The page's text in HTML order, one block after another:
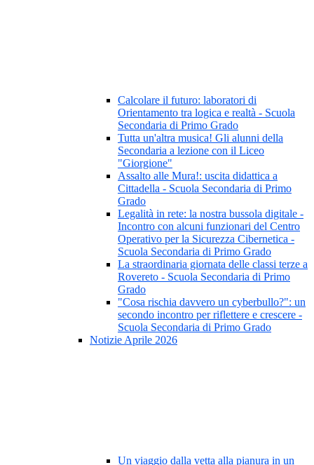
Calcolare il futuro: laboratori di
Orientamento tra logica e realtà - Scuola
Secondaria di Primo Grado
Tutta un'altra musica! Gli alunni della
Secondaria a lezione con il Liceo
"Giorgione"
Assalto alle Mura!: uscita didattica a
Cittadella - Scuola Secondaria di Primo
Grado
Legalità in rete: la nostra bussola digitale -
Incontro con alcuni funzionari del Centro
Operativo per la Sicurezza Cibernetica -
Scuola Secondaria di Primo Grado
La straordinaria giornata delle classi terze a
Rovereto - Scuola Secondaria di Primo
Grado
"Cosa rischia davvero un cyberbullo?": un
secondo incontro per riflettere e crescere -
Scuola Secondaria di Primo Grado
Notizie Aprile 2026
Un viaggio dalla vetta alla pianura in un